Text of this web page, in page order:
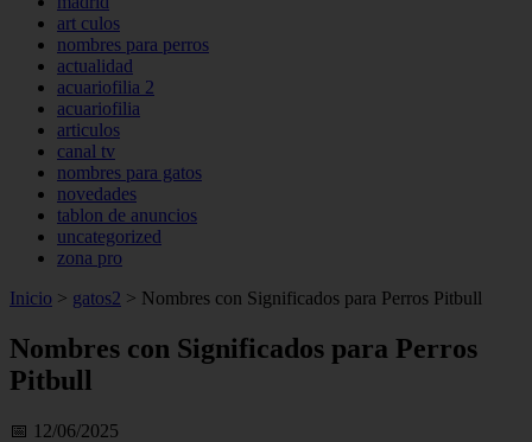
art culos
nombres para perros
actualidad
acuariofilia 2
acuariofilia
articulos
canal tv
nombres para gatos
novedades
tablon de anuncios
uncategorized
zona pro
Inicio > gatos2 > Nombres con Significados para Perros Pitbull
Nombres con Significados para Perros
Pitbull
📅 12/06/2025